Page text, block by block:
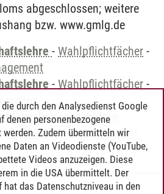
abgeschlossen; weitere
bzw. www.gmlg.de
- Wahlpflichtfächer -
- Wahlpflichtfächer -
Sozialwissenschaften
-Gründungsmanagement
durch den Analysedienst Google
denen personenbezogene
Zudem übermitteln wir
Daten an Videodienste (YouTube,
Videos anzuzeigen. Diese
in die USA übermittelt. Der
das Datenschutzniveau in den